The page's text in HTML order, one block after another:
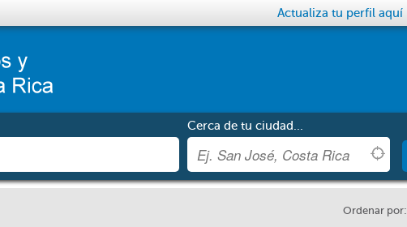
Actualiza tu perfil aquí
Cerca de tu ciudad...
Ordenar por: